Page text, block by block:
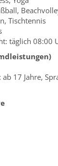
Tischtennis
täglich 08:00
17 Jahre,